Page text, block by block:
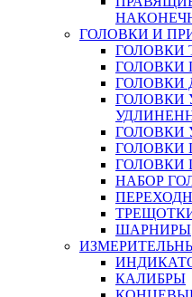
ГОЛОВКИ И
ГОЛОВКИ
ГОЛОВКИ
ГОЛОВКИ
ГОЛОВКИ
ГОЛОВКИ
ГОЛОВКИ
ГОЛОВКИ
НАБОР
ШАРНИРЫ
КАЛИБРЫ